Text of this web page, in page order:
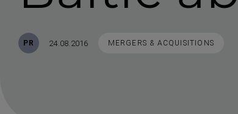
PR Veröffentlicht
24.08.2016 STICHWORTE
MERGERS & ACQUISITIONS